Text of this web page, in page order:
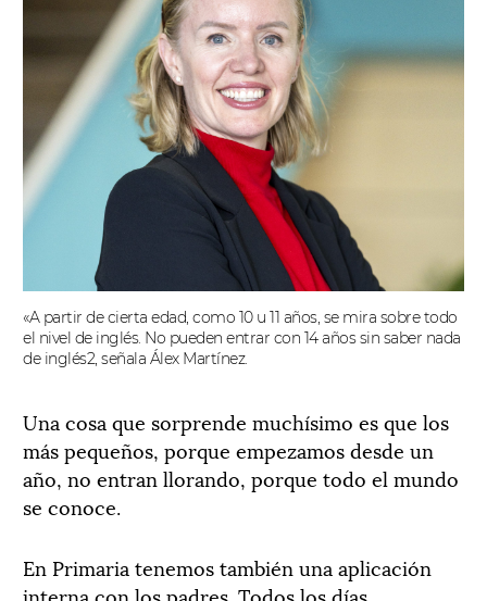
«A partir de cierta edad, como 10 u 11 años, se mira sobre todo
el nivel de inglés. No pueden entrar con 14 años sin saber nada
de inglés2, señala Álex Martínez.
Una cosa que sorprende muchísimo es que los
más pequeños, porque empezamos desde un
año, no entran llorando, porque todo el mundo
se conoce.
En Primaria tenemos también una aplicación
interna con los padres. Todos los días